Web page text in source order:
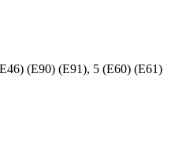
(E90) (E91), 5 (E60) (E61)